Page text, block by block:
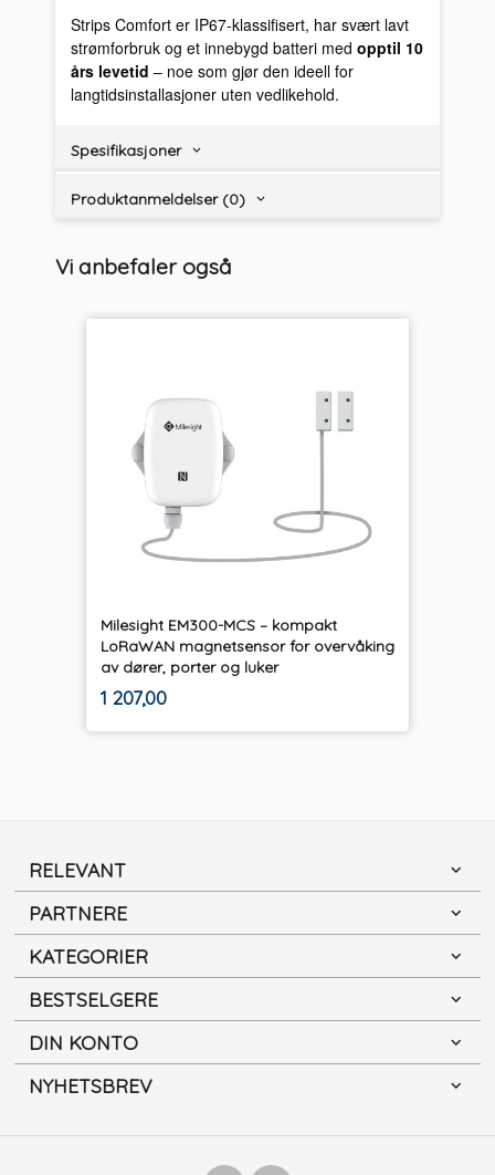
Strips Comfort er IP67-klassifisert, har svært lavt
strømforbruk og et innebygd batteri medopptil 10
års levetid – noe som gjør den ideell for
langtidsinstallasjoner uten vedlikehold.
Spesifikasjoner
Produktanmeldelser (0)
Vi anbefaler også
Milesight EM300-MCS – kompakt
LoRaWAN magnetsensor for overvåking
av dører, porter og luker
Pris
1 207,00mva.
RELEVANT
PARTNERE
KATEGORIER
BESTSELGERE
DIN KONTO
NYHETSBREV